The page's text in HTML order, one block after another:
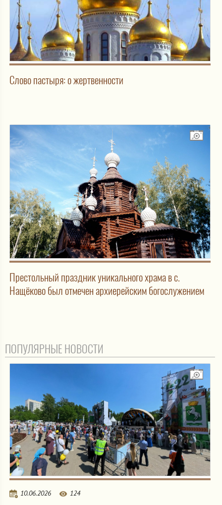
Слово пастыря: о жертвенности
Престольный праздник уникального храма в с.
Нащёково был отмечен архиерейским богослужением
ПОПУЛЯРНЫЕ НОВОСТИ
10.06.2026 124